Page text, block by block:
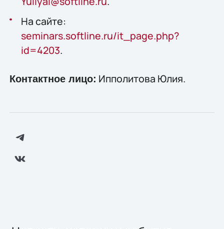
На сайте:
seminars.softline.ru/it_page.php?
id=4203.
Контактное лицо: Ипполитова Юлия.